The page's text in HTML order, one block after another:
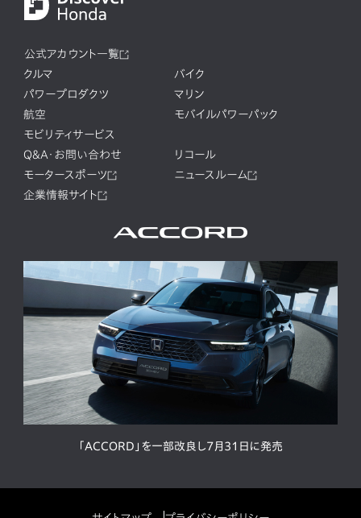
公式アカウント一覧
クルマ
バイク
パワープロダクツ
マリン
航空
モバイルパワーパック
モビリティサービス
Q&A・お問い合わせ
リコール
モータースポーツ
ニュースルーム
企業情報サイト
「ACCORD」を一部改良し7月31日に発売